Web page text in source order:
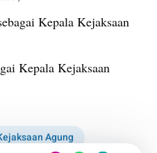
Kepala Kejaksaan
Kepala Kejaksaan
Agung